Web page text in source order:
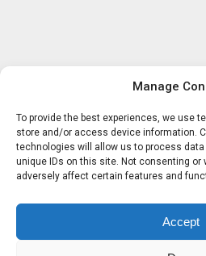
Manage
To provide the best experiences, we use
store and/or access device information.
technologies will allow us to process
unique IDs on this site. Not consenting
adversely affect certain features and
Accept